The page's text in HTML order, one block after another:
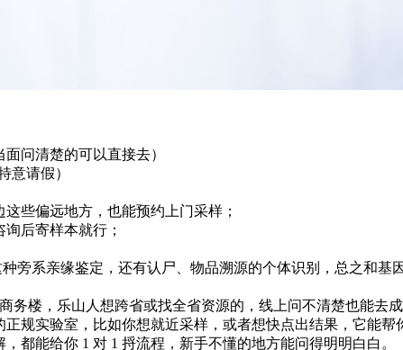
问清楚的可以直接去）
意请假）
些偏远地方，也能预约上门采样；
后寄样本就行；
系亲缘鉴定，还有认尸、物品溯源的个体识别，总之和基
务楼，乐山人想跨省或找全省资源的，线上问不清楚也能去成
规实验室，比如你想就近采样，或者想快点出结果，它能帮
都能给你 1 对 1 捋流程，新手不懂的地方能问得明明白白。